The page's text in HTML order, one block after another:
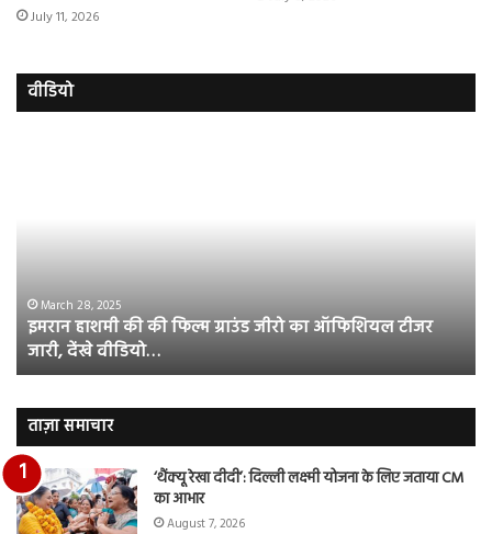
July 11, 2026
वीडियो
का
ऑफिशियल
टीजर
जारी,
वीडियो…
March 28, 2025
इमरान हाशमी की की फिल्म ग्राउंड जीरो का ऑफिशियल टीजर
जारी, देंखे वीडियो…
ताज़ा समाचार
‘थैंक्यू रेखा दीदी’: दिल्ली लक्ष्मी योजना के लिए जताया CM
का आभार
August 7, 2026